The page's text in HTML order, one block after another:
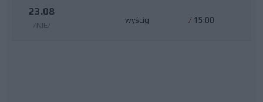
23.08
/NIE/
wyścig / 15:00